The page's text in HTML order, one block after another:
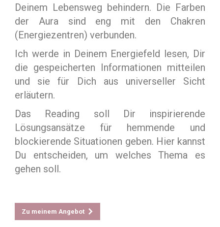
Deinem Lebensweg behindern. Die Farben
der Aura sind eng mit den Chakren
(Energiezentren) verbunden.
Ich werde in Deinem Energiefeld lesen, Dir
die gespeicherten Informationen mitteilen
und sie für Dich aus universeller Sicht
erläutern.
Das Reading soll Dir inspirierende
Lösungsansätze für hemmende und
blockierende Situationen geben. Hier kannst
Du entscheiden, um welches Thema es
gehen soll.
Zu meinem Angebot